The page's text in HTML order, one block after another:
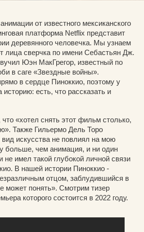
от известного мексиканского
платформа Netflix представит
деревянного человечка. Мы узнаем
лица сверчка по имени Себастьян Дж.
Юэн МакГрегор, известный по
в саге «Звездные войны».
в сердце Пиноккио, поэтому у
историю: есть, что рассказать и
«хотел снять этот фильм столько,
Также Гильермо Дель Торо
искусства не повлиял на мою
больше, чем анимация, и ни один
не имел такой глубокой личной связи
В нашей истории Пиноккио -
отцом, заблудившийся в
может понять». Смотрим тизер
которого состоится в 2022 году.